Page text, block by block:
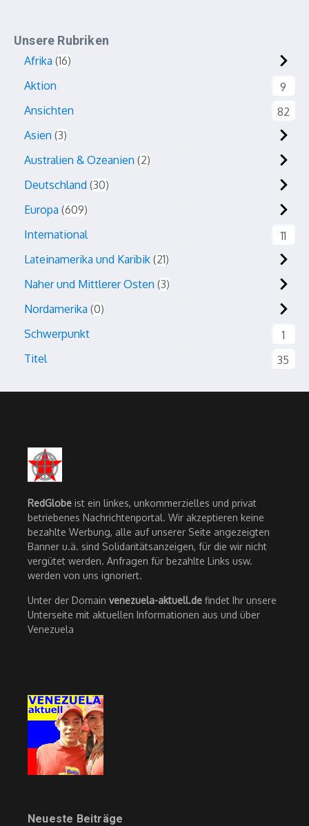
Unsere Rubriken
Afrika 16
Aktion
9
Ansichten
82
Asien 3
Australien & Ozeanien 2
Deutschland 30
Europa 609
International
11
Lateinamerika und Karibik 21
Naher und Mittlerer Osten 3
Nordamerika 0
Schwerpunkt
1
Titel
35
RedGlobe ist ein linkes, unkommerzielles und privat
betriebenes Nachrichtenportal. Wir akzeptieren keine
bezahlte Werbung, alle auf unserer Seite angezeigten
Banner u.ä. sind Solidaritätsanzeigen, für die wir nicht
vergütet werden. Anfragen für bezahlte Links usw.
werden von uns ignoriert.
Unter der Domain venezuela-aktuell.de findet Ihr unsere
Unterseite mit aktuellen Informationen aus und über
Venezuela
Neueste Beiträge